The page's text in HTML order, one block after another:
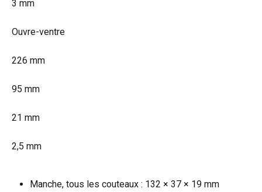
3 mm
Ouvre-ventre
226 mm
95 mm
21 mm
2,5 mm
Manche, tous les couteaux : 132 × 37 × 19 mm